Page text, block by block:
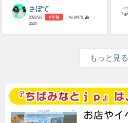
さぽて
2022/2/2 4 年前
- №10476
2524
もっと見る